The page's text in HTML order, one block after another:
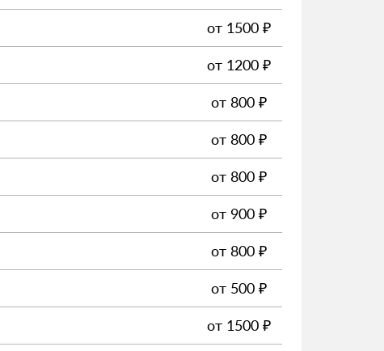
от 1500 ₽
от 1200 ₽
от 800 ₽
от 800 ₽
от 800 ₽
от 900 ₽
от 800 ₽
от 500 ₽
от 1500 ₽